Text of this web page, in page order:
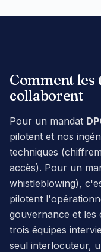
Comment les
collaborent
Pour un mandat
pilotent et nos
techniques
accès). Pour un
whistleblowing),
pilotent
gouvernance et les
trois équipes
seul interlocuteur,